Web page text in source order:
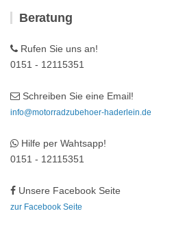
Beratung
Rufen Sie uns an!
0151 - 12115351
Schreiben Sie eine Email!
info@motorradzubehoer-haderlein.de
Hilfe per Wahtsapp!
0151 - 12115351
Unsere Facebook Seite
zur Facebook Seite